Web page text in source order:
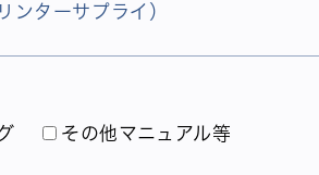
ンターサプライ）
その他マニュアル等